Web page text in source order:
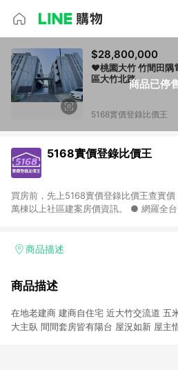
商品已停
$28,800,000
❤️桃園大竹 竹間田隅
區大竹北路
5168實價登錄比價王
5168實價登錄比價王
買房前，先上5168實價登錄比價王查實
萬棟以上社區建案房價資訊。 ● 網羅全
器人，24小時在線查。
商品描述
商品描述
在地老建商 建商自住宅 近大竹交流道 五
大主臥 間間套房皆有陽台 屋況如新 屋主